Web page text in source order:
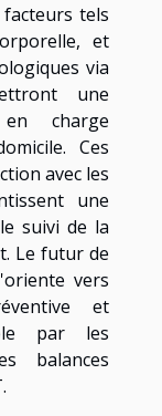
tels
et
via
une
charge
Ces
avec les
une
suivi de la
Le futur de
vers
et
par les
balances